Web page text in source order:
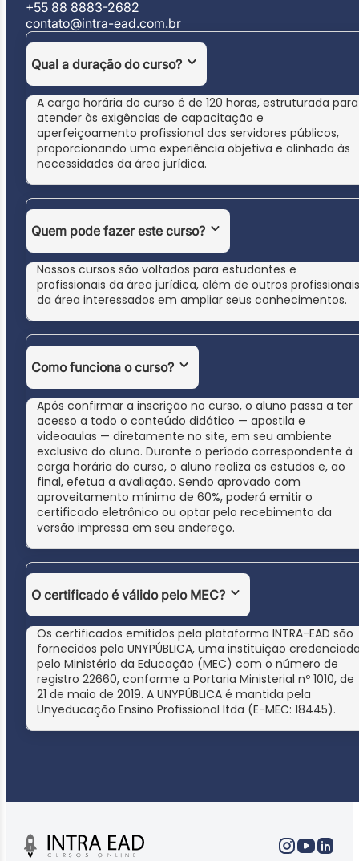
+55 88 8883-2682
contato@intra-ead.com.br
Qual a duração do curso?
A carga horária do curso é de 120 horas, estruturada para
atender às exigências de capacitação e
aperfeiçoamento profissional dos servidores públicos,
proporcionando uma experiência objetiva e alinhada às
necessidades da área jurídica.
Quem pode fazer este curso?
Nossos cursos são voltados para estudantes e
profissionais da área jurídica, além de outros profissionais
da área interessados em ampliar seus conhecimentos.
Como funciona o curso?
Após confirmar a inscrição no curso, o aluno passa a ter
acesso a todo o conteúdo didático — apostila e
videoaulas — diretamente no site, em seu ambiente
exclusivo do aluno. Durante o período correspondente à
carga horária do curso, o aluno realiza os estudos e, ao
final, efetua a avaliação. Sendo aprovado com
aproveitamento mínimo de 60%, poderá emitir o
certificado eletrônico ou optar pelo recebimento da
versão impressa em seu endereço.
O certificado é válido pelo MEC?
Os certificados emitidos pela plataforma INTRA-EAD são
fornecidos pela UNYPÚBLICA, uma instituição
pelo Ministério da Educação (MEC) com o número de
registro 22660, conforme a Portaria Ministerial nº 1010, de
21 de maio de 2019. A UNYPÚBLICA é mantida pela
Unyeducação Ensino Profissional ltda (E-MEC: 18445).